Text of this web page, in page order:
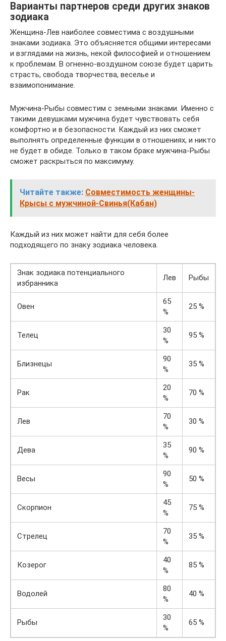
Варианты партнеров среди других знаков
зодиака
Женщина-Лев наиболее совместима с воздушными
знаками зодиака. Это объясняется общими интересами
и взглядами на жизнь, некой философией и отношением
к проблемам. В огненно-воздушном союзе будет царить
страсть, свобода творчества, веселье и
взаимопонимание.
Мужчина-Рыбы совместим с земными знаками. Именно с
такими девушками мужчина будет чувствовать себя
комфортно и в безопасности. Каждый из них сможет
выполнять определенные функции в отношениях, и никто
не будет в обиде. Только в таком браке мужчина-Рыбы
сможет раскрыться по максимуму.
Читайте также: Совместимость женщины-
Крысы с мужчиной-Свинья(Кабан)
Каждый из них может найти для себя более
подходящего по знаку зодиака человека.
Знак зодиака потенциального
избранника
Лев Рыбы
Овен
65
%
25 %
Телец
30
%
95 %
Близнецы
90
%
35 %
Рак
20
%
70 %
Лев
70
%
30 %
Дева
35
%
90 %
Весы
90
%
50 %
Скорпион
45
%
75 %
Стрелец
70
%
35 %
Козерог
40
%
85 %
Водолей
80
%
40 %
Рыбы
30
%
65 %